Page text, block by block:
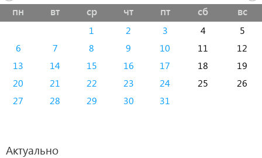
пн вт ср чт пт сб вс
1 2 3 4
5
6
7 8 9 10 11
12
13
14 15 16 17 18
19
20
21 22 23 24 25
26
27
28 29 30 31
Актуально